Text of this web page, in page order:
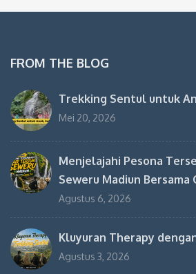
FROM THE BLOG
Trekking Sentul untuk
Mei 20, 2026
Menjelajahi Pesona
Seweru Madiun Bersama
Agustus 6, 2026
Kluyuran Therapy
Agustus 3, 2026